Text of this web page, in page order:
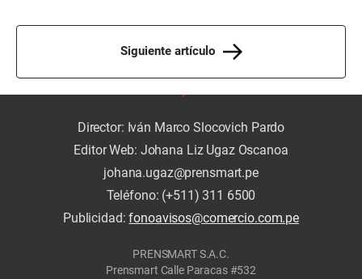
Siguiente artículo
Director: Iván Marco Slocovich Pardo
Editor Web: Johana Liz Ugaz Oscanoa
johana.ugaz@prensmart.pe
Teléfono: (+511) 311 6500
Publicidad:fonoavisos@comercio.com.pe
PRENSMART S.A.C.
Prensmart Calle Paracas #532